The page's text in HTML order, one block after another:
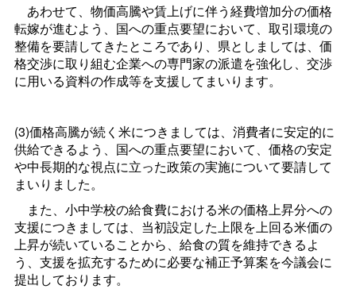
あわせて、物価高騰や賃上げに伴う経費増加分の価格
転嫁が進むよう、国への重点要望において、取引環境の
整備を要請してきたところであり、県としましては、価
格交渉に取り組む企業への専門家の派遣を強化し、交渉
に用いる資料の作成等を支援してまいります。
(3)価格高騰が続く米につきましては、消費者に安定的に
供給できるよう、国への重点要望において、価格の安定
や中長期的な視点に立った政策の実施について要請して
まいりました。
また、小中学校の給食費における米の価格上昇分への
支援につきましては、当初設定した上限を上回る米価の
上昇が続いていることから、給食の質を維持できるよ
う、支援を拡充するために必要な補正予算案を今議会に
提出しております。